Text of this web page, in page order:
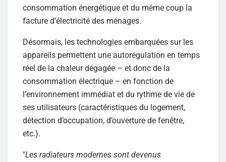
consommation énergétique et du même coup la
facture d’électricité des ménages.
Désormais, les technologies embarquées sur les
appareils permettent une autorégulation en temps
réel de la chaleur dégagée – et donc de la
consommation électrique – en fonction de
l’environnement immédiat et du rythme de vie de
ses utilisateurs (caractéristiques du logement,
détection d’occupation, d’ouverture de fenêtre,
etc.).
"Les radiateurs modernes sont devenus